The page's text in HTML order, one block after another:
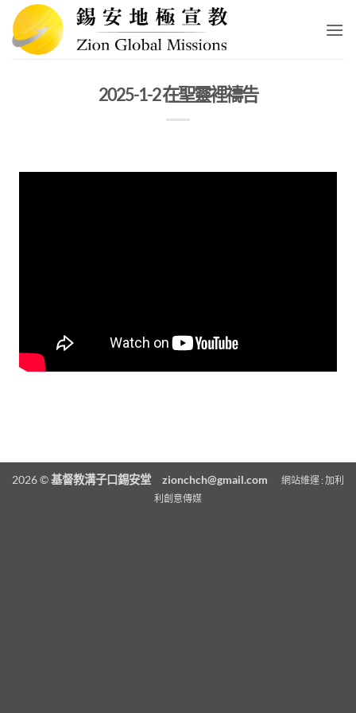
Skip
content
2025-1-2 在聖靈裡禱告
2026 ©基督教溝子口錫安堂 zionchch@gmail.com 網站維運 : 加利
利創意傳媒